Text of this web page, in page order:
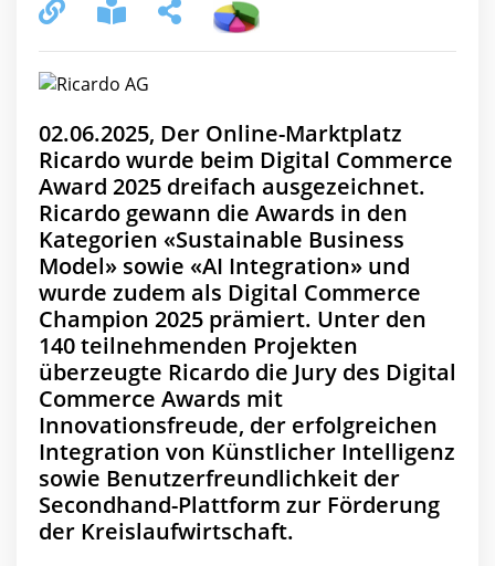
02.06.2025, Der Online-Marktplatz
Ricardo wurde beim Digital Commerce
Award 2025 dreifach ausgezeichnet.
Ricardo gewann die Awards in den
Kategorien «Sustainable Business
Model» sowie «AI Integration» und
wurde zudem als Digital Commerce
Champion 2025 prämiert. Unter den
140 teilnehmenden Projekten
überzeugte Ricardo die Jury des Digital
Commerce Awards mit
Innovationsfreude, der erfolgreichen
Integration von Künstlicher Intelligenz
sowie Benutzerfreundlichkeit der
Secondhand-Plattform zur Förderung
der Kreislaufwirtschaft.